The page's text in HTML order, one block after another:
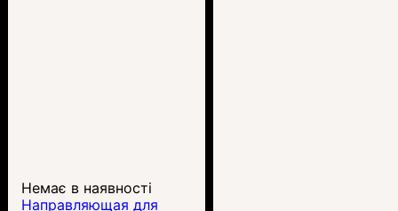
Немає в наявності
Направляющая для